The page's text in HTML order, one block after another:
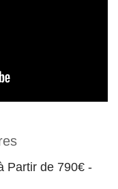
Partir de 790€ -